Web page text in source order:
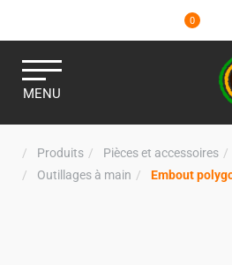
0
MENU
Produits Pièces et accessoires
Outillages à main
Embout